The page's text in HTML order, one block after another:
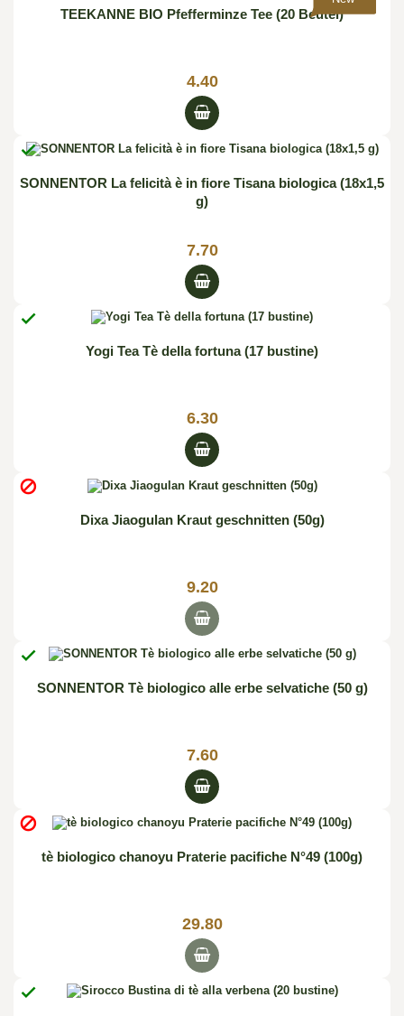
TEEKANNE BIO Pfefferminze Tee (20 Beutel)
4.40

SONNENTOR La felicità è in fiore Tisana biologica (18x1,5
g)
7.70

Yogi Tea Tè della fortuna (17 bustine)
6.30

Dixa Jiaogulan Kraut geschnitten (50g)
9.20

SONNENTOR Tè biologico alle erbe selvatiche (50 g)
7.60

tè biologico chanoyu Praterie pacifiche N°49 (100g)
29.80
